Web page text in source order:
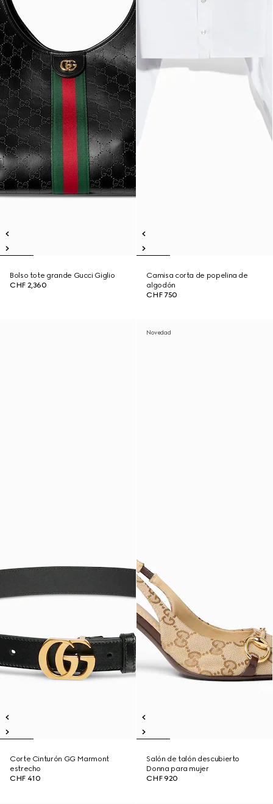
Bolso tote grande Gucci Giglio
CHF 2,360
Camisa corta de popelina de
algodón
CHF 750
Corte Cinturón GG Marmont
estrecho
CHF 410
Novedad
Salón de talón descubierto
Donna para mujer
CHF 920